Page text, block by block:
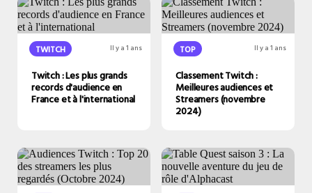
TWITCH Il y a 1 ans
Twitch : Les plus grands
records d'audience en
France et à l'international
TOP Il y a 1 ans
Classement Twitch :
Meilleures audiences et
Streamers (novembre
2024)